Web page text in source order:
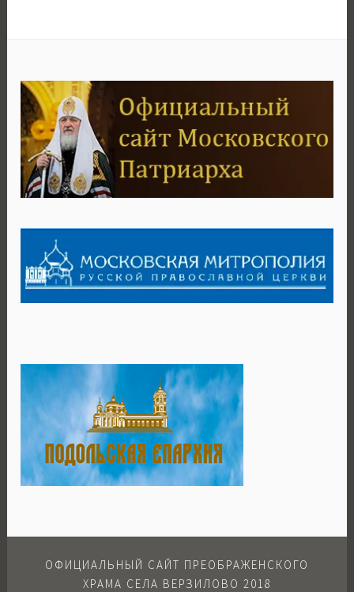
ОФИЦИАЛЬНЫЙ САЙТ ПРЕОБРАЖЕНСКОГО
ХРАМА СЕЛА ВЕРЗИЛОВО 2018